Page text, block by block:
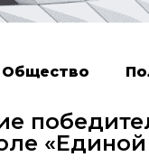
Общество
«Единой